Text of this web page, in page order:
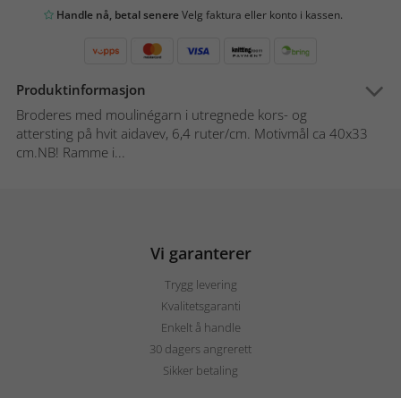
Handle nå, betal senereVelg faktura eller konto i kassen.
Produktinformasjon
Broderes med moulinégarn i utregnede kors- og
attersting på hvit aidavev, 6,4 ruter/cm. Motivmål ca 40x33
cm.NB! Ramme i...
Vi garanterer
Trygg levering
Kvalitetsgaranti
Enkelt å handle
30 dagers angrerett
Sikker betaling